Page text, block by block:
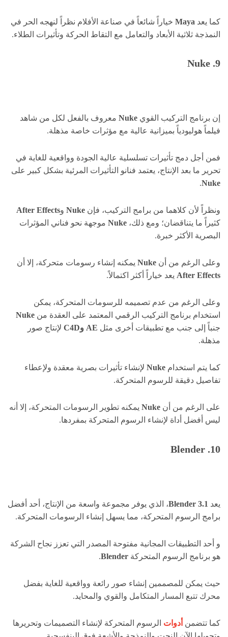
كما يعد Maya خياراً شائعاً في صناعة الأفلام نظراً لنهجه الحر في
النمذجة ثلاثية الأبعاد والتعامل مع التقاط الحركة وتأثيرات الطلاء.
9. Nuke
إن برنامج التركيب القوي Nuke معروف بالفعل لكل من شاهد
فيلماً هوليودياً بميزانية عالية مع مؤثرات خاصة مذهلة.
فمن أجل دمج تأثيرات تسلسلية عالية الجودة وواقعية للغاية في
تحرير ما بعد الإنتاج، يعتمد فنانو التأثيرات المرئية بشكل كبير على
Nuke
.
ونظراً لأن كلاهما من برامج التركيب، فإن Nuke وAfter Effects
كثيراً ما يتناقضان؛ ومع ذلك، Nuke موجهة نحو فناني المؤثرات
البصرية الأكثر خبرة.
وعلى الرغم من أن Nuke يمكنه إنشاء رسومات متحركة، إلا أن
After Effects يعد خياراً أكثر اكتمالاً.
وعلى الرغم من عدم تصميمه للرسومات المتحركة، يمكن
استخدام برنامج التركيب الرقمي المعتمد على العقدة من Nuke
جنباً إلى جنب مع تطبيقات أخرى مثل AE وC4D
لإنتاج صور
مذهلة.
كما يتم استخدام Nuke لإنشاء تأثيرات بصرية معقدة ولإعطاء
تفاصيل دقيقة للرسوم المتحركة.
على الرغم من أن Nuke يمكنه تطوير الرسومات المتحركة، إلا أنه
ليس أفضل أداة لإنشاء الرسوم المتحركة بمفردها.
10. Blender
يعد Blender 3.1، الذي يوفر مجموعة واسعة من الإنتاج، أحد أفضل
برامج الرسوم المتحركة، مما يسهل إنشاء الرسومات المتحركة.
و أحد التطبيقات المجانية مفتوحة المصدر التي تعزز نجاح الشركة
هو برنامج الرسوم المتحركة Blender
.
حيث يمكن للمصممين إنشاء صور رائعة وواقعية للغاية بفضل
محرك تتبع المسار المتكامل والقوي والمحايد.
كما تتضمن أدوات الرسوم المتحركة لإنشاء التصميمات وتحريرها